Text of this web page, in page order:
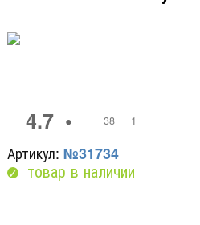
4.7• 38 1
Артикул: №31734
товар в наличии